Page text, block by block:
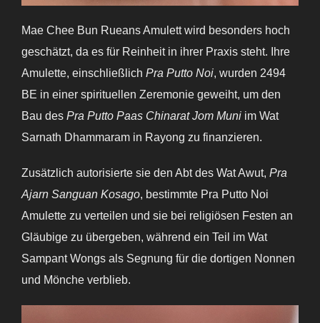
Mae Chee Bun Rueans Amulett wird besonders hoch
geschätzt, da es für Reinheit in ihrer Praxis steht. Ihre
Amulette, einschließlich Pra Putto Noi, wurden 2494
BE in einer spirituellen Zeremonie geweiht, um den
Bau des Pra Putto Paas Chinarat Jom Muni im Wat
Sarnath Dhammaram in Rayong zu finanzieren.
Zusätzlich autorisierte sie den Abt des Wat Awut, Pra
Ajarn Sanguan Kosago, bestimmte Pra Putto Noi
Amulette zu verteilen und sie bei religiösen Festen an
Gläubige zu übergeben, während ein Teil im Wat
Sampant Wongs als Segnung für die dortigen Nonnen
und Mönche verblieb.